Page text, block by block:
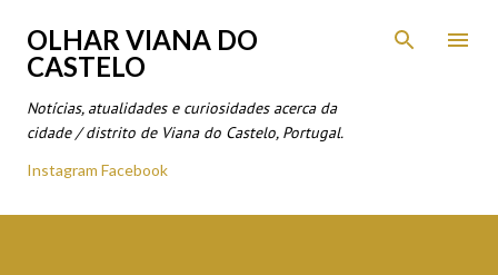
Avançar para o conteúdo principal
OLHAR VIANA DO
CASTELO
Notícias, atualidades e curiosidades acerca da
cidade / distrito de Viana do Castelo, Portugal.
Instagram Facebook